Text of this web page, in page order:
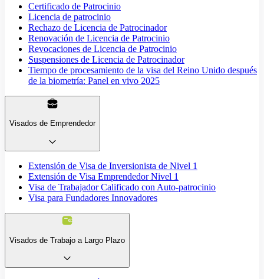
Certificado de Patrocinio
Licencia de patrocinio
Rechazo de Licencia de Patrocinador
Renovación de Licencia de Patrocinio
Revocaciones de Licencia de Patrocinio
Suspensiones de Licencia de Patrocinador
Tiempo de procesamiento de la visa del Reino Unido después
de la biometría: Panel en vivo 2025
Visados de Emprendedor
Extensión de Visa de Inversionista de Nivel 1
Extensión de Visa Emprendedor Nivel 1
Visa de Trabajador Calificado con Auto-patrocinio
Visa para Fundadores Innovadores
Visados de Trabajo a Largo Plazo